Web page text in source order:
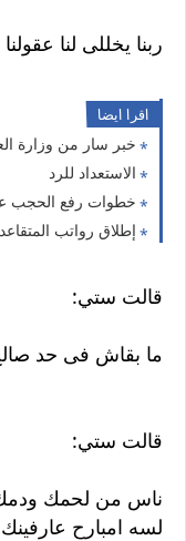
ربنا يخللى لنا
اقرا ايضا
خبر سار من وزارة
الاستعداد للرد
خطوات رفع الحجب عن
إطلاق رواتب
قالت ستي:
ما بقاش فى حد
قالت ستي:
ناس من لحمك ودمك
لسه امبارح عارفينك